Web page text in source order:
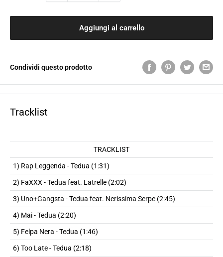
Aggiungi al carrello
Condividi questo prodotto
Tracklist
TRACKLIST
1) Rap Leggenda - Tedua (1:31)
2) FaXXX - Tedua feat. Latrelle (2:02)
3) Uno+Gangsta - Tedua feat. Nerissima Serpe (2:45)
4) Mai - Tedua (2:20)
5) Felpa Nera - Tedua (1:46)
6) Too Late - Tedua (2:18)